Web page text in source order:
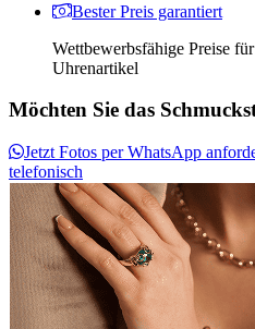
Bester Preis garantiert
Wettbewerbsfähige Preise
Uhrenartikel
Möchten Sie das
Jetzt Fotos per WhatsApp
telefonisch